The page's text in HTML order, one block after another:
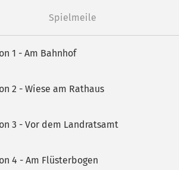
Spielmeile
1 - Am Bahnhof
2 - Wiese am Rathaus
3 - Vor dem Landratsamt
4 - Am Flüsterbogen